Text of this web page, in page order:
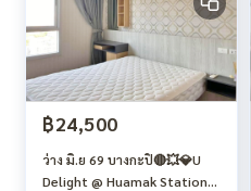
฿24,500
ว่าง มิ.ย 69 บางกะปิ🔴💥💎U
Delight @ Huamak Station🔴